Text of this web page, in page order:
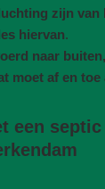
zijn van
hiervan.
naar
moet af en toe
een